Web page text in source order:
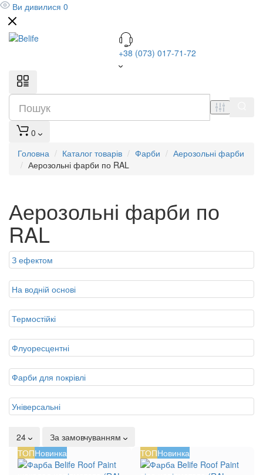
Ви дивилися 0
+38 (073) 017-71-72
0
Головна
Каталог товарів Фарби
Аерозольні фарби
Аерозольні фарби по RAL
Аерозольні фарби по
RAL
З ефектом
На водній основі
Термостійкі
Флуоресцентні
Фарби для покрівлі
Універсальні
24
За замовчуванням
ТОПНовинка ТОПНовинка